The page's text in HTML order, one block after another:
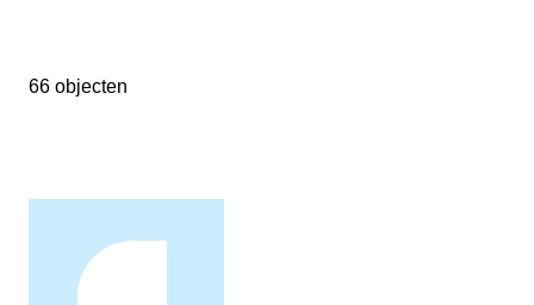
66 objecten